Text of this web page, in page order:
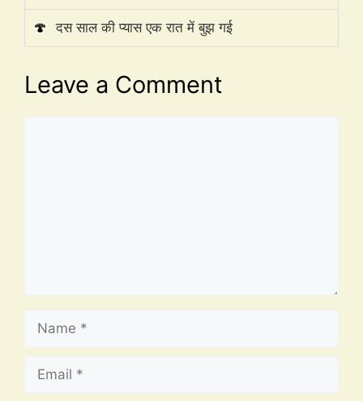
🍄 दस साल की प्यास एक रात में बुझ गई
Leave a Comment